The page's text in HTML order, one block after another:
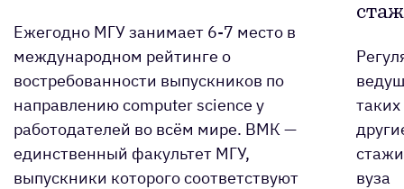
Ежегодно МГУ занимает 6-7 место в
международном рейтинге о
востребованности выпускников по
направлению computer science у
работодателей во всём мире. ВМК —
единственный факультет МГУ,
выпускники которого соответствуют
вуза